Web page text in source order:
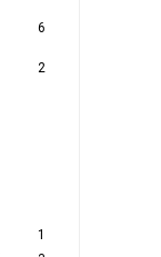
6
2
1